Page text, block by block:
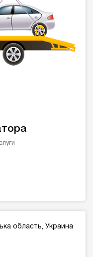
область, Украина